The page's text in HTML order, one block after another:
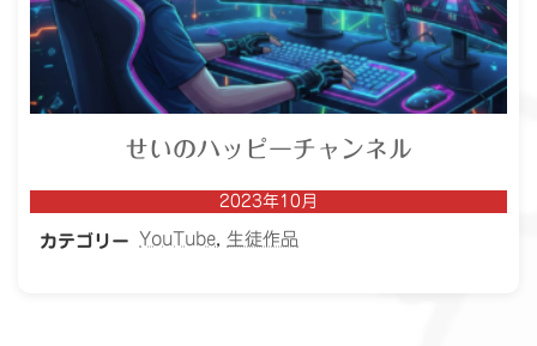
せいのハッピーチャンネル
2023年10月
カテゴリー YouTube 生徒作品